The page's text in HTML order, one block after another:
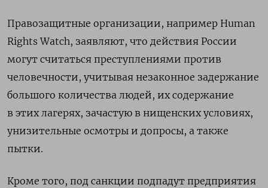
Правозащитные организации, например Human
Rights Watch, заявляют, что действия России
могут считаться преступлениями против
человечности, учитывая незаконное задержание
большого количества людей, их содержание
в этих лагерях, зачастую в нищенских условиях,
унизительные осмотры и допросы, а также
пытки.
Кроме того, под санкции подпадут предприятия